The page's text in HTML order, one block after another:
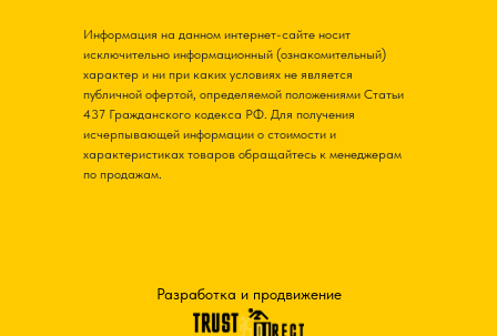
Разработка и продвижение
Информация на данном интернет-сайте носит
исключительно информационный (ознакомительный)
характер и ни при каких условиях не является
публичной офертой, определяемой положениями Статьи
437 Гражданского кодекса РФ. Для получения
исчерпывающей информации о стоимости и
характеристиках товаров обращайтесь к менеджерам
по продажам.